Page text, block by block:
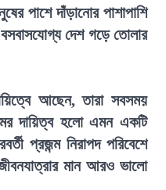
পাশে দাঁড়ানোর পাশাপাশি
দেশ গড়ে তোলার
আছেন, তারা সবসময়
দায়িত্ব হলো এমন একটি
প্রজন্ম নিরাপদ পরিবেশে
মান আরও ভালো